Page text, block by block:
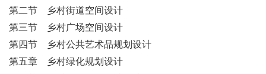
第二节 乡村街道空间设计
第三节 乡村广场空间设计
第四节 乡村公共艺术品规划设计
第五章 乡村绿化规划设计